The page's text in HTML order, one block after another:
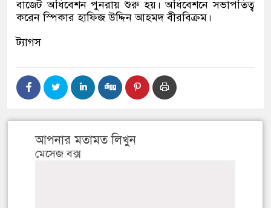
বাজেট অধিবেশন পুনরায় শুরু হয়। অধিবেশনে সভাপতিত্ব
করেন স্পিকার হাফিজ উদ্দিন আহমদ বীরবিক্রম।
ট্যাগস
আপনার মতামত লিখুন
মেসেজ বক্স